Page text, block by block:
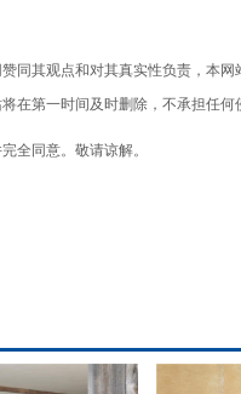
同其观点和对其真实性负责，本
第一时间及时删除，不承担任何
全同意。敬请谅解。